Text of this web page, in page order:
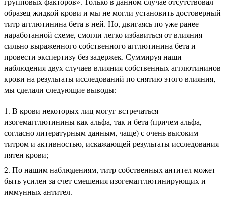
образец жидкой крови и мы не могли установить достоверный
титр агглютинина бета в ней. Но, двигаясь по уже ранее
наработанной схеме, смогли легко избавиться от влияния
сильно выраженного собственного агглютинина бета и
провести экспертизу без задержек. Суммируя наши
наблюдения двух случаев влияния собственных агглютининов
крови на результаты исследований по снятию этого влияния,
мы сделали следующие выводы:
В крови некоторых лиц могуг встречаться
изогемагглютинины как альфа, так и бета (причем альфа,
согласно литературным данным, чаще) с очень высоким
титром и активностью, искажающей результаты исследования
пятен крови;
По нашим наблюдениям, титр собственных антител может
быть усилен за счет смешения изогемагглютинирующих и
иммунных антител.